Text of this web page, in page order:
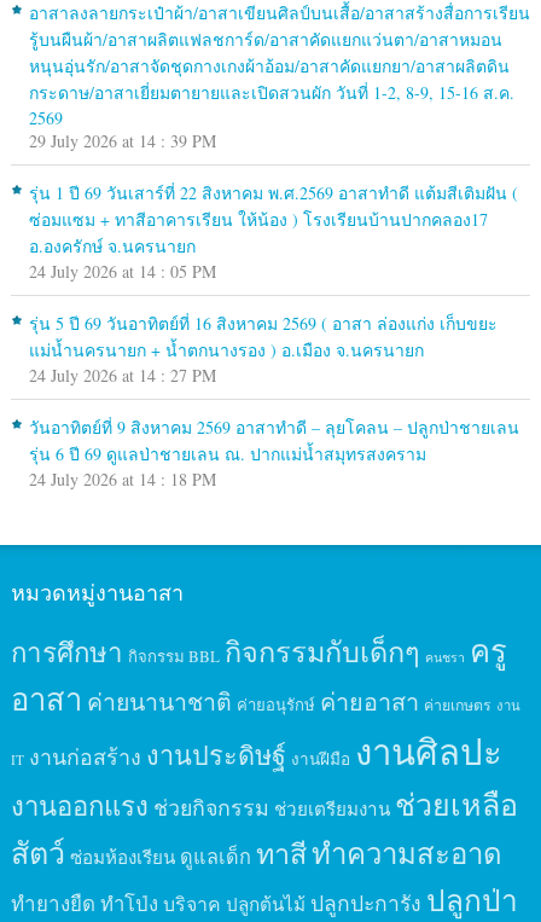
อาสาลงลายกระเป๋าผ้า/อาสาเขียนศิลป์บนเสื้อ/อาสาสร้างสื่อการเรียน
รู้บนผืนผ้า/อาสาผลิตแฟลชการ์ด/อาสาคัดแยกแว่นตา/อาสาหมอน
หนุนอุ่นรัก/อาสาจัดชุดกางเกงผ้าอ้อม/อาสาคัดแยกยา/อาสาผลิตดิน
กระดาษ/อาสาเยี่ยมตายายและเปิดสวนผัก วันที่ 1-2, 8-9, 15-16 ส.ค.
2569
29 July 2026 at 14 : 39 PM
รุ่น 1 ปี 69 วันเสาร์ที่ 22 สิงหาคม พ.ศ.2569 อาสาทำดี แต้มสีเติมฝัน (
ซ่อมแซม + ทาสีอาคารเรียน ให้น้อง ) โรงเรียนบ้านปากคลอง17
อ.องครักษ์ จ.นครนายก
24 July 2026 at 14 : 05 PM
รุ่น 5 ปี 69 วันอาทิตย์ที่ 16 สิงหาคม 2569 ( อาสา ล่องแก่ง เก็บขยะ
แม่น้ำนครนายก + น้ำตกนางรอง ) อ.เมือง จ.นครนายก
24 July 2026 at 14 : 27 PM
วันอาทิตย์ที่ 9 สิงหาคม 2569 อาสาทำดี – ลุยโคลน – ปลูกป่าชายเลน
รุ่น 6 ปี 69 ดูแลป่าชายเลน ณ. ปากแม่น้ำสมุทรสงคราม
24 July 2026 at 14 : 18 PM
หมวดหมู่งานอาสา
การศึกษา กิจกรรม BBL กิจกรรมกับเด็กๆ คนชรา ครู
อาสา ค่ายนานาชาติ ค่ายอนุรักษ์ ค่ายอาสา ค่ายเกษตร งาน
IT งานก่อสร้าง งานประดิษฐ์ งานฝีมือ งานศิลปะ
งานออกแรง ช่วยกิจกรรม ช่วยเตรียมงาน ช่วยเหลือ
สัตว์ ซ่อมห้องเรียน ดูแลเด็ก ทาสีทำความสะอาด
ทำยางยืด ทำโป่ง บริจาค ปลูกต้นไม้ ปลูกปะการัง ปลูกป่า